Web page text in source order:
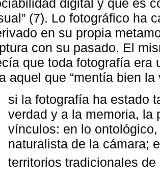
digital y que es
(7). Lo fotográfico ha
en su propia
con su pasado. El
que toda fotografía era
aquel que “mentía bien
si la fotografía ha estado
verdad y a la memoria, la
vínculos: en lo
naturalista de la cámara;
territorios tradicionales